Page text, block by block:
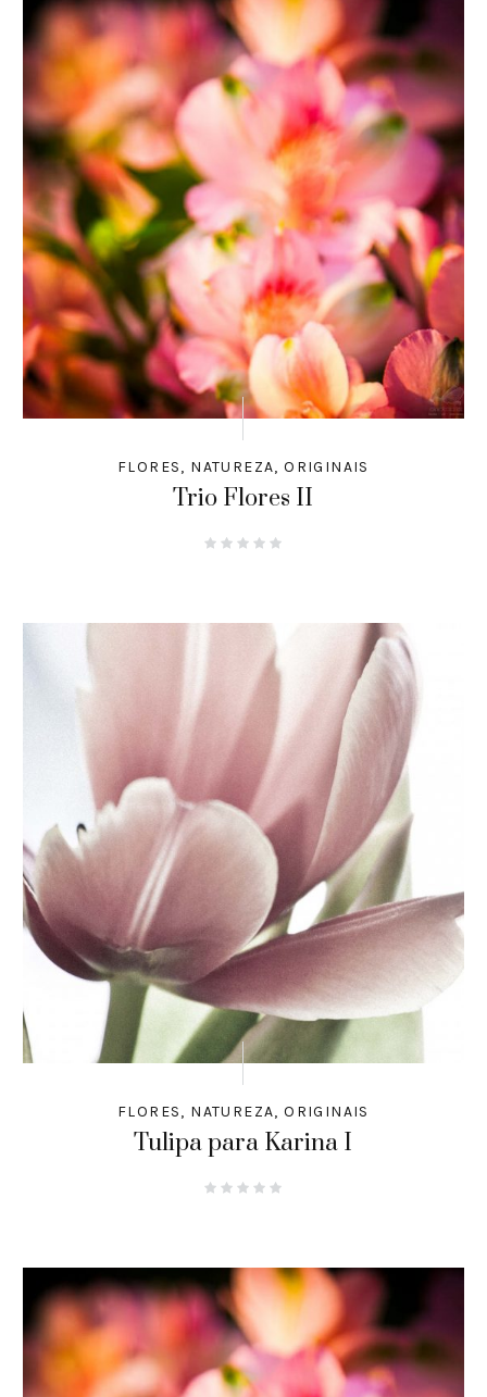
FLORES, NATUREZA,ORIGINAIS
Trio Flores II
FLORES, NATUREZA,ORIGINAIS
Tulipa para Karina I